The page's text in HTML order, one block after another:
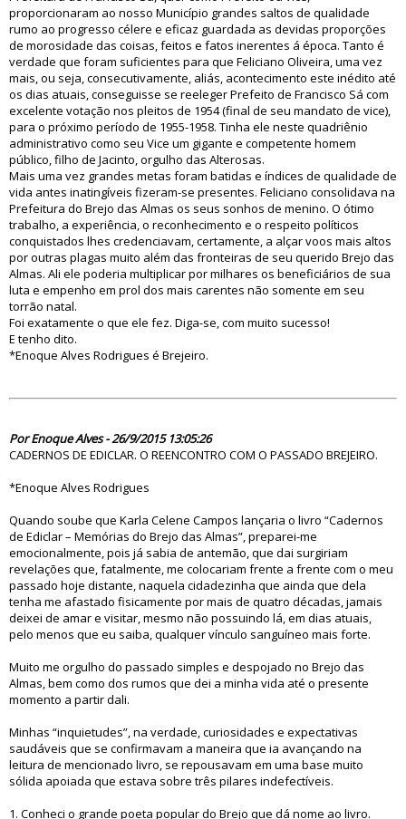
proporcionaram ao nosso Município grandes saltos de qualidade
rumo ao progresso célere e eficaz guardada as devidas proporções
de morosidade das coisas, feitos e fatos inerentes á época. Tanto é
verdade que foram suficientes para que Feliciano Oliveira, uma vez
mais, ou seja, consecutivamente, aliás, acontecimento este inédito até
os dias atuais, conseguisse se reeleger Prefeito de Francisco Sá com
excelente votação nos pleitos de 1954 (final de seu mandato de vice),
para o próximo período de 1955-1958. Tinha ele neste quadriênio
administrativo como seu Vice um gigante e competente homem
público, filho de Jacinto, orgulho das Alterosas.
Mais uma vez grandes metas foram batidas e índices de qualidade de
vida antes inatingíveis fizeram-se presentes. Feliciano consolidava na
Prefeitura do Brejo das Almas os seus sonhos de menino. O ótimo
trabalho, a experiência, o reconhecimento e o respeito políticos
conquistados lhes credenciavam, certamente, a alçar voos mais altos
por outras plagas muito além das fronteiras de seu querido Brejo das
Almas. Ali ele poderia multiplicar por milhares os beneficiários de sua
luta e empenho em prol dos mais carentes não somente em seu
torrão natal.
Foi exatamente o que ele fez. Diga-se, com muito sucesso!
E tenho dito.
*Enoque Alves Rodrigues é Brejeiro.
Por Enoque Alves - 26/9/2015 13:05:26
CADERNOS DE EDICLAR. O REENCONTRO COM O PASSADO BREJEIRO.
*Enoque Alves Rodrigues
Quando soube que Karla Celene Campos lançaria o livro “Cadernos
de Ediclar – Memórias do Brejo das Almas”, preparei-me
emocionalmente, pois já sabia de antemão, que dai surgiriam
revelações que, fatalmente, me colocariam frente a frente com o meu
passado hoje distante, naquela cidadezinha que ainda que dela
tenha me afastado fisicamente por mais de quatro décadas, jamais
deixei de amar e visitar, mesmo não possuindo lá, em dias atuais,
pelo menos que eu saiba, qualquer vínculo sanguíneo mais forte.
Muito me orgulho do passado simples e despojado no Brejo das
Almas, bem como dos rumos que dei a minha vida até o presente
momento a partir dali.
Minhas “inquietudes”, na verdade, curiosidades e expectativas
saudáveis que se confirmavam a maneira que ia avançando na
leitura de mencionado livro, se repousavam em uma base muito
sólida apoiada que estava sobre três pilares indefectíveis.
1. Conheci o grande poeta popular do Brejo que dá nome ao livro.